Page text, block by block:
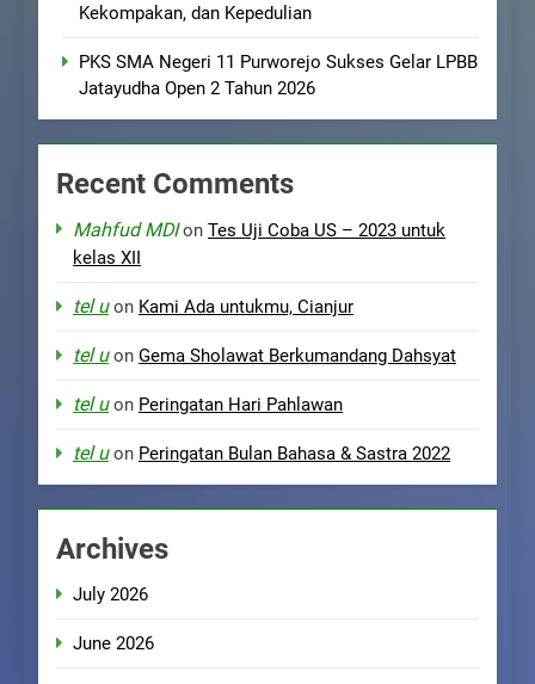
Kekompakan, dan Kepedulian
PKS SMA Negeri 11 Purworejo Sukses Gelar LPBB
Jatayudha Open 2 Tahun 2026
Recent Comments
Mahfud MDIon Tes Uji Coba US – 2023 untuk
kelas XII
tel uon Kami Ada untukmu, Cianjur
tel uon Gema Sholawat Berkumandang Dahsyat
tel uon Peringatan Hari Pahlawan
tel uon Peringatan Bulan Bahasa & Sastra 2022
Archives
July 2026
June 2026